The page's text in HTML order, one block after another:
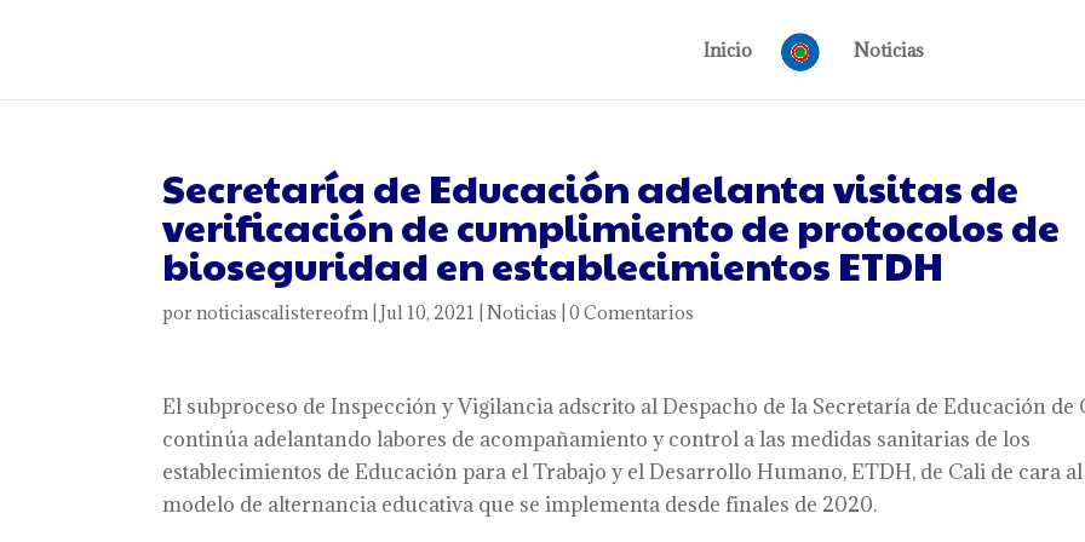
Inicio Noticias
Secretaría de Educación adelanta visitas de
verificación de cumplimiento de protocolos de
bioseguridad en establecimientos ETDH
pornoticiascalistereofm|Jul 10, 2021 |Noticias |0 Comentarios
El subproceso de Inspección y Vigilancia adscrito al Despacho de la Secretaría de Educación de
continúa adelantando labores de acompañamiento y control a las medidas sanitarias de los
establecimientos de Educación para el Trabajo y el Desarrollo Humano, ETDH, de Cali de cara al
modelo de alternancia educativa que se implementa desde finales de 2020.